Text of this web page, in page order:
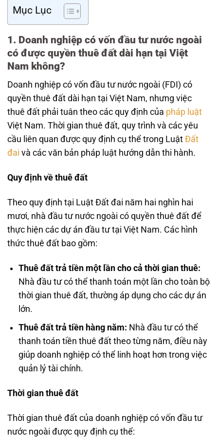
Mục Lục
1. Doanh nghiệp có vốn đầu tư nước ngoài
có được quyền thuê đất dài hạn tại Việt
Nam không?
Doanh nghiệp có vốn đầu tư nước ngoài (FDI) có
quyền thuê đất dài hạn tại Việt Nam, nhưng việc
thuê đất phải tuân theo các quy định của pháp luật
Việt Nam. Thời gian thuê đất, quy trình và các yêu
cầu liên quan được quy định cụ thể trong Luật Đất
đai và các văn bản pháp luật hướng dẫn thi hành.
Quy định về thuê đất
Theo quy định tại Luật Đất đai năm hai nghìn hai
mươi, nhà đầu tư nước ngoài có quyền thuê đất để
thực hiện các dự án đầu tư tại Việt Nam. Các hình
thức thuê đất bao gồm:
Thuê đất trả tiền một lần cho cả thời gian thuê:
Nhà đầu tư có thể thanh toán một lần cho toàn bộ
thời gian thuê đất, thường áp dụng cho các dự án
lớn.
Thuê đất trả tiền hàng năm: Nhà đầu tư có thể
thanh toán tiền thuê đất theo từng năm, điều này
giúp doanh nghiệp có thể linh hoạt hơn trong việc
quản lý tài chính.
Thời gian thuê đất
Thời gian thuê đất của doanh nghiệp có vốn đầu tư
nước ngoài được quy định cụ thể: